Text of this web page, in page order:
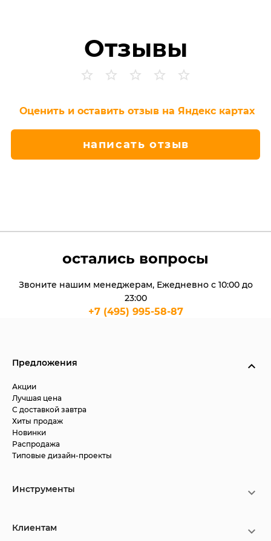
Отзывы
Оценить и оставить отзыв на Яндекс картах
написать отзыв
остались вопросы
Звоните нашим менеджерам, Ежедневно с 10:00 до
23:00
+7 (495) 995-58-87
Предложения
Акции
Лучшая цена
С доставкой завтра
Хиты продаж
Новинки
Распродажа
Типовые дизайн-проекты
Инструменты
Клиентам